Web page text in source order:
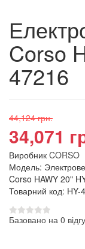
Corso
47216
44,124 грн.
34,071
Виробник CORSO
Модель:
Corso HAWY 20"
Товарний код: HY-
Базовано на 0